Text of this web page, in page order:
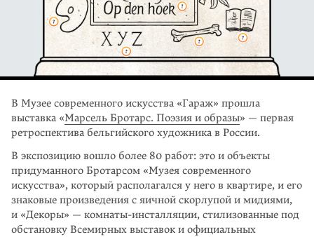
В Музее современного искусства «Гараж» прошла
выставка «Марсель Бротарс. Поэзия и обра­зы» — первая
ретроспектива бельгий­ского художника в России.
В экспозицию вошло более 80 работ: это и объекты
приду­манного Бротарсом «Музея современного
искусства», который располагался у него в квартире, и его
знаковые произведения с яичной скорлупой и мидия­ми,
и «Декоры» — комнаты-инсталляции, стилизованные под
обстановку Всемирных выставок и официальных